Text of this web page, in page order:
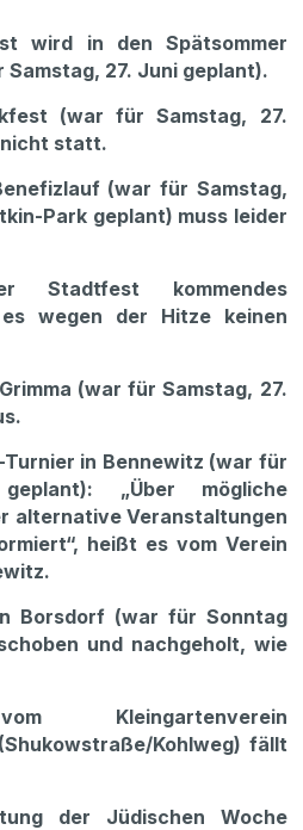
wird in den Spätsommer
27. Juni geplant).
(war für Samstag, 27.
statt.
(war für Samstag,
Park geplant) muss leider
Stadtfest kommendes
wegen der Hitze keinen
(war für Samstag, 27.
in Bennewitz (war für
geplant): „Über mögliche
alternative Veranstaltungen
heißt es vom Verein
Borsdorf (war für Sonntag
und nachgeholt, wie
Kleingartenverein
Kohlweg) fällt
der Jüdischen Woche